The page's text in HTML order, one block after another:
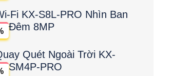
Fi KX-S8L-PRO Nhìn Ban
Đêm 8MP
Quét Ngoài Trời KX-
SM4P-PRO